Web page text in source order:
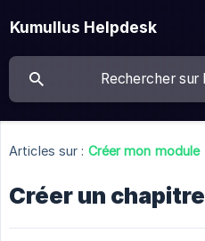
Kumullus Helpdesk
Articles sur : Créer mon module
Créer un chapitre